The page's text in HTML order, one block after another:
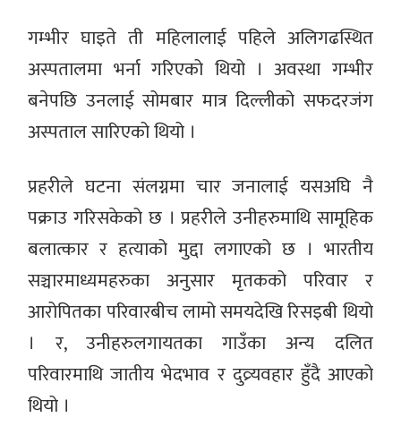
गम्भीर घाइते ती महिलालाई पहिले अलिगढस्थित
अस्पतालमा भर्ना गरिएको थियो । अवस्था गम्भीर
बनेपछि उनलाई सोमबार मात्र दिल्लीको सफदरजंग
अस्पताल सारिएको थियो ।
प्रहरीले घटना संलग्नमा चार जनालाई यसअघि नै
पक्राउ गरिसकेको छ । प्रहरीले उनीहरुमाथि सामूहिक
बलात्कार र हत्याको मुद्दा लगाएको छ । भारतीय
सञ्चारमाध्यमहरुका अनुसार मृतकको परिवार र
आरोपितका परिवारबीच लामो समयदेखि रिसइबी थियो
। र, उनीहरुलगायतका गाउँका अन्य दलित
परिवारमाथि जातीय भेदभाव र दुव्र्यवहार हुँदै आएको
थियो ।